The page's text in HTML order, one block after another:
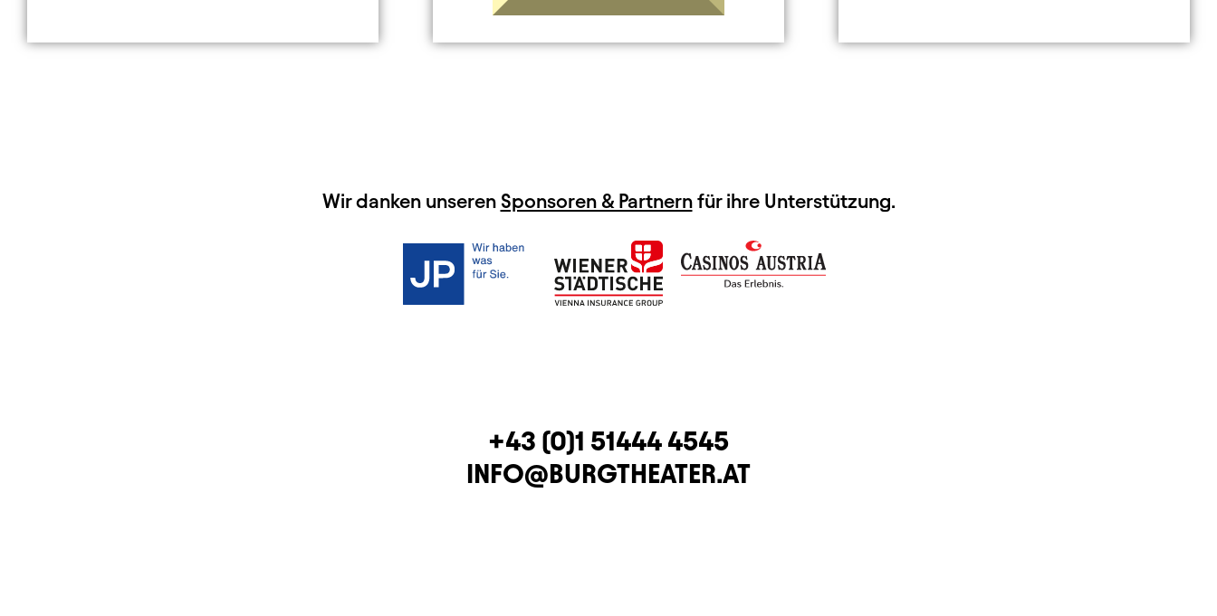
Wir danken unseren Sponsoren & Partnernfür ihre Unterstützung.
TELEFON
+43 (0)1 51444 4545
E-MAIL
INFO@BURGTHEATER.AT